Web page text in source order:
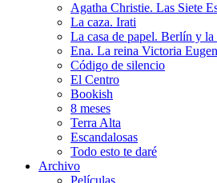
Agatha Christie. Las Siete
La caza. Irati
La casa de papel. Berlín y
Ena. La reina Victoria
Código de silencio
El Centro
Bookish
8 meses
Terra Alta
Escandalosas
Todo esto te daré
Archivo